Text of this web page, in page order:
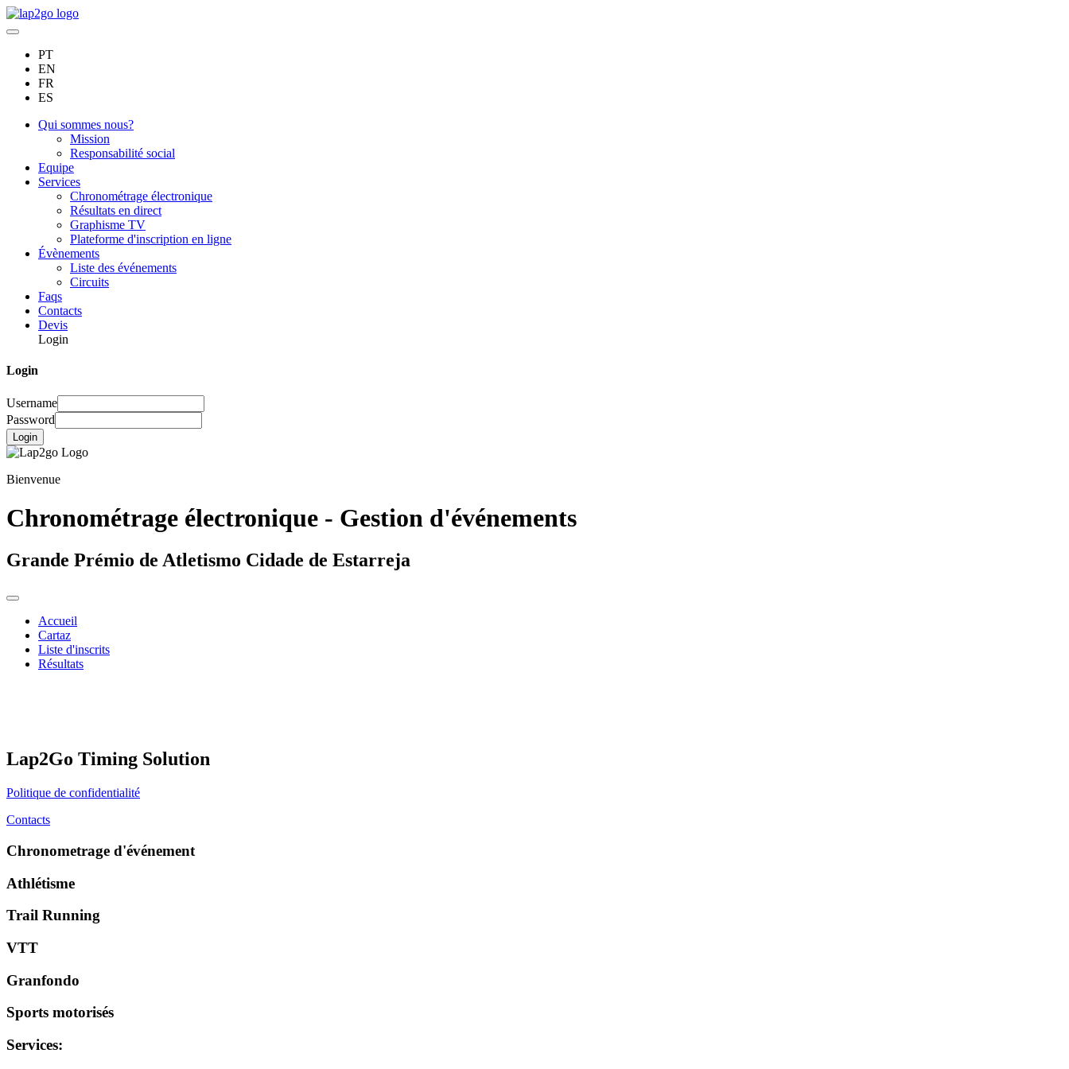
PT
EN
FR
ES
Qui sommes nous?
Mission
Responsabilité social
Equipe
Services
Chronométrage électronique
Résultats en direct
Graphisme TV
Plateforme d'inscription en ligne
Évènements
Liste des événements
Circuits
Faqs
Contacts
Devis
Login
Login
Username
Password
Login
Bienvenue
Chronométrage électronique - Gestion d'événements
Grande Prémio de Atletismo Cidade de Estarreja
Accueil
Cartaz
Liste d'inscrits
Résultats
Lap2Go Timing Solution
Politique de confidentialité
Contacts
Chronometrage d'événement
Athlétisme
Trail Running
VTT
Granfondo
Sports motorisés
Services: